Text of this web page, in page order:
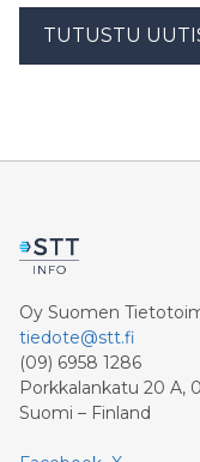
TUTUSTU
Oy Suomen
tiedote@stt.fi
(09) 6958 1286
Porkkalankatu 20 A,
Suomi – Finland